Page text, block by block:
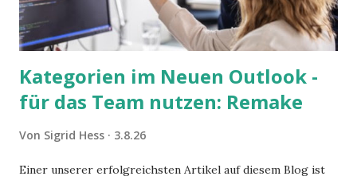
Kategorien im Neuen Outlook -
für das Team nutzen: Remake
Von Sigrid Hess 3.8.26
Einer unserer erfolgreichsten Artikel auf diesem Blog ist